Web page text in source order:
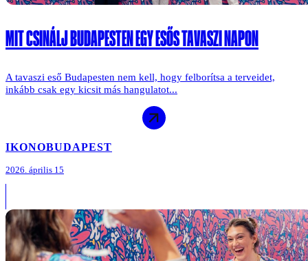
MIT CSINÁLJ BUDAPESTEN EGY ESŐS TAVASZI NAPON
A tavaszi eső Budapesten nem kell, hogy felborítsa a terveidet,
inkább csak egy kicsit más hangulatot...
IKONOBUDAPEST
2026. április 15